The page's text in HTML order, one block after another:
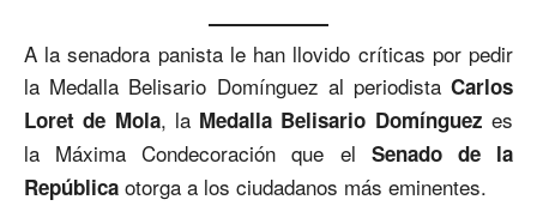
A la senadora panista le han llovido críticas por pedir
la Medalla Belisario Domínguez al periodista Carlos
Loret de Mola, la Medalla Belisario Domínguezes
la Máxima Condecoración que el Senado de la
República otorga a los ciudadanos más eminentes.